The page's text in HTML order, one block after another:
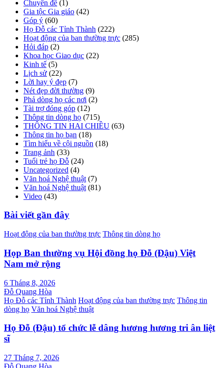
Chuyên đề (1)
Gia tộc Gia giáo (42)
Góp ý (60)
Họ Đỗ các Tỉnh Thành (222)
Hoạt động của ban thường trực (285)
Hỏi đáp (2)
Khoa học Giao dục (22)
Kinh tế (5)
Lịch sử (22)
Lời hay ý đẹp (7)
Nét đẹp đời thường (9)
Phả dòng họ các nơi (2)
Tài trợ đóng góp (12)
Thông tin dòng họ (715)
THÔNG TIN HAI CHIỀU (63)
Thông tin họ bạn (18)
Tìm hiểu về cội nguồn (18)
Trang ảnh (33)
Tuổi trẻ họ Đỗ (24)
Uncategorized (4)
Văn hoá Nghệ thuật (7)
Văn hoá Nghệ thuật (81)
Video (43)
Bài viết gần đây
Hoạt động của ban thường trực Thông tin dòng họ
Họp Ban thường vụ Hội đồng họ Đỗ (Đậu) Việt
Nam mở rộng
6 Tháng 8, 2026
Đỗ Quang Hòa
Họ Đỗ các Tỉnh Thành Hoạt động của ban thường trực Thông tin
dòng họ Văn hoá Nghệ thuật
Họ Đỗ (Đậu) tổ chức lễ dâng hương hương tri ân liệt
sĩ
27 Tháng 7, 2026
Đỗ Quang Hòa